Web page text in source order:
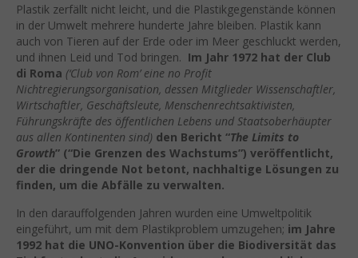
Plastik zerfällt nicht leicht, und die Plastikgegenstände können
in der Umwelt mehrere hunderte Jahre bleiben. Plastik kann
auch von Tieren auf der Erde oder im Meer geschluckt werden,
und ihnen Leid und Tod bringen. Im Jahr 1972 hat der Club
di Roma (‘Club von Rom’ eine no Profit
Nichtregierungsorganisation, dessen Mitglieder Wissenschaftler,
Wirtschaftler, Geschäftsleute, Menschenrechtsaktivisten,
Führungskräfte des öffentlichen Lebens und Staatsoberhäupter
aus allen Kontinenten sind) den Bericht “The Limits to
Growth” (“Die Grenzen des Wachstums”) veröffentlicht,
der die dringende Not betont, nachhaltige Lösungen zu
finden, um die Abfälle zu verwalten.
In den darauffolgenden Jahren wurden eine Umweltpolitik
eingeführt, um mit dem Plastikproblem umzugehen; im Jahre
1992 hat die UNO-Konvention über die Biodiversität das